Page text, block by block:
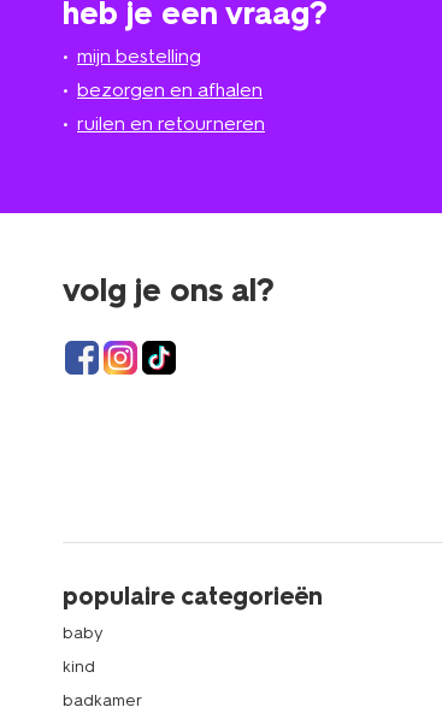
heb je een vraag?
mijn bestelling
bezorgen en afhalen
ruilen en retourneren
volg je ons al?
populaire categorieën
baby
kind
badkamer